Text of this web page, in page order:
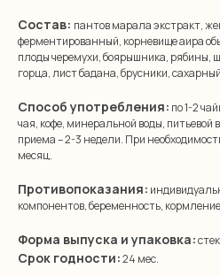
Состав: пантов марала экстракт,
ферментированный, корневище аира
плоды черемухи, боярышника, рябины,
горца, лист бадана, брусники,
Способ употребления: по 1-2
чая, кофе, минеральной воды, питьевой
приема – 2-3 недели. При
месяц.
Противопоказания:
компонентов, беременность,
Форма выпуска и упаковка:
Срок годности:24 мес.